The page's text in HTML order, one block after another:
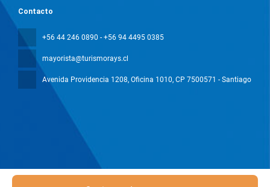
Contacto
+56 44 246 0890 - +56 94 4495 0385
mayorista@turismorays.cl
Avenida Providencia 1208, Oficina 1010, CP 7500571 - Santiago